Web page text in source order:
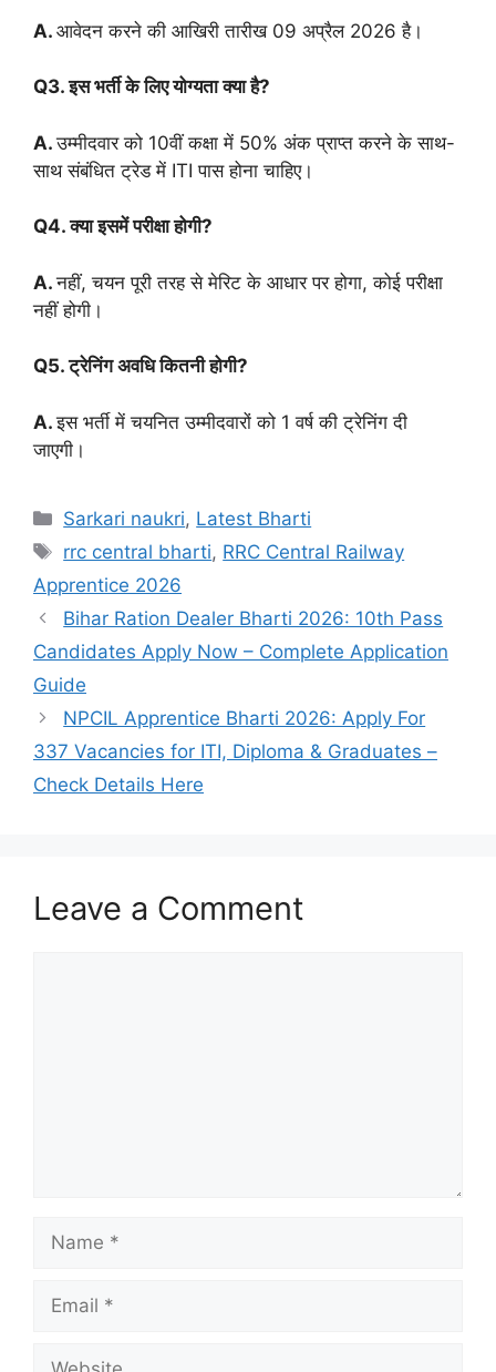
A. आवेदन करने की आखिरी तारीख 09 अप्रैल 2026 है।
Q3. इस भर्ती के लिए योग्यता क्या है?
A.उम्मीदवार को 10वीं कक्षा में 50% अंक प्राप्त करने के साथ-
साथ संबंधित ट्रेड में ITI पास होना चाहिए।
Q4. क्या इसमें परीक्षा होगी?
A.नहीं, चयन पूरी तरह से मेरिट के आधार पर होगा, कोई परीक्षा
नहीं होगी।
Q5. ट्रेनिंग अवधि कितनी होगी?
A.इस भर्ती में चयनित उम्मीदवारों को 1 वर्ष की ट्रेनिंग दी
जाएगी।
Categories
Sarkari naukri, Latest Bharti
Tags
rrc central bharti, RRC Central Railway
Apprentice 2026
Bihar Ration Dealer Bharti 2026: 10th Pass
Candidates Apply Now – Complete Application
Guide
NPCIL Apprentice Bharti 2026: Apply For
337 Vacancies for ITI, Diploma & Graduates –
Check Details Here
Leave a Comment